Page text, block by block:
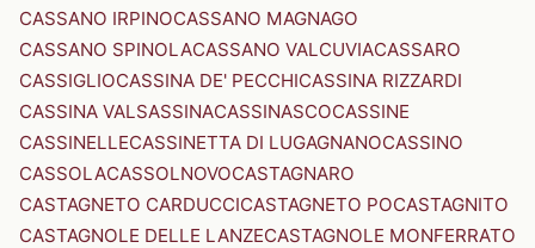
CASSANO IRPINOCASSANO MAGNAGO
CASSANO SPINOLACASSANO VALCUVIACASSARO
CASSIGLIOCASSINA DE' PECCHICASSINA RIZZARDI
CASSINA VALSASSINACASSINASCOCASSINE
CASSINELLECASSINETTA DI LUGAGNANOCASSINO
CASSOLACASSOLNOVOCASTAGNARO
CASTAGNETO CARDUCCICASTAGNETO POCASTAGNITO
CASTAGNOLE DELLE LANZECASTAGNOLE MONFERRATO